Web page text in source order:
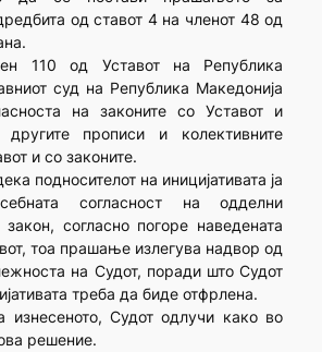
од ставот 4 на членот 48 од
110 од Уставот на Република
суд на Република Македонија
на законите со Уставот и
другите прописи и колективните
и со законите.
подносителот на иницијативата ја
согласност на одделни
согласно погоре наведената
тоа прашање излегува надвор од
на Судот, поради што Судот
треба да биде отфрлена.
изнесеното, Судот одлучи како во
решение.